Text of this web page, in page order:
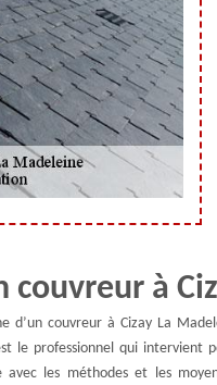
couvreur à
d’un couvreur à Cizay La
le professionnel qui
les méthodes et les